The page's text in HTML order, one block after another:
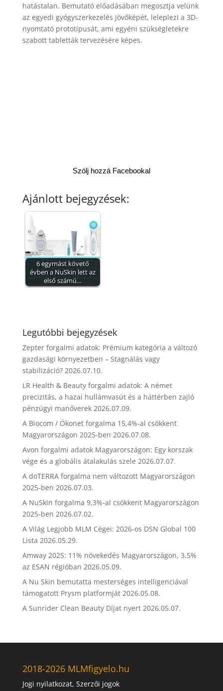
hatástalan. Bemutató előadásában megosztja velünk
az egyedi gyógyszerkezelés jövőképét, leleplezi a 3D-
nyomtató prototípusát, ami egyéni szükségletekre
szabott tabletták tervezésére képes.
Szólj hozzá Facebookal
Ajánlott bejegyzések:
6 egymást követő
évben a NuSkin lett az
első számú…
Legutóbbi bejegyzések
Zepter forgalmi adatok: Prémium kategória a változó
gazdasági környezetben – Stagnálás vagy
stabilizáció? 2026.07.10.
LR Health & Beauty forgalmi adatok: A német
precizitás, a hazai hullámvasút és a háttérben zajló
pénzügyi manőverek 2026.07.09.
A Biocom / Ökonet forgalma 15,4%-al csökkent
Magyarországon 2025-ben 2026.07.08.
Avon forgalmi adatok Magyarországon: Egy korszak
vége és a globális átalakulás szele 2026.07.07.
A doTERRA forgalma nem változott Magyarországon
2025-ben 2026.07.03.
A NuSkin forgalma 9,3%-al csökkent Magyarországon
2025-ben 2026.07.02.
A Világ Legjobb MLM Cégei: 2026-os DSN Global 100
Lista 2026.05.29.
Amway 2025: 11% növekedés Magyarországon, 3,5%
az ESAN régióban 2026.05.09.
A Nu Skin bemutatta mesterséges intelligenciával
támogatott Prysm platformját 2026.05.08.
A Sunrider Clean Beauty Díjat nyert 2026.05.07.
2018-2026 MLMfigyelo.hu
Jogi nyilatkozat, Szerzői jogok